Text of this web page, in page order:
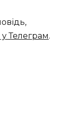
у Телеграм.